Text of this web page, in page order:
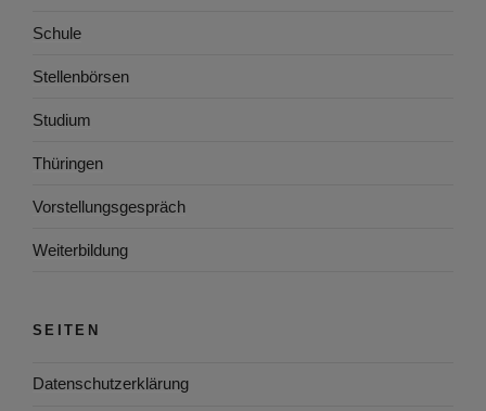
Schule
Stellenbörsen
Studium
Thüringen
Vorstellungsgespräch
Weiterbildung
SEITEN
Datenschutzerklärung